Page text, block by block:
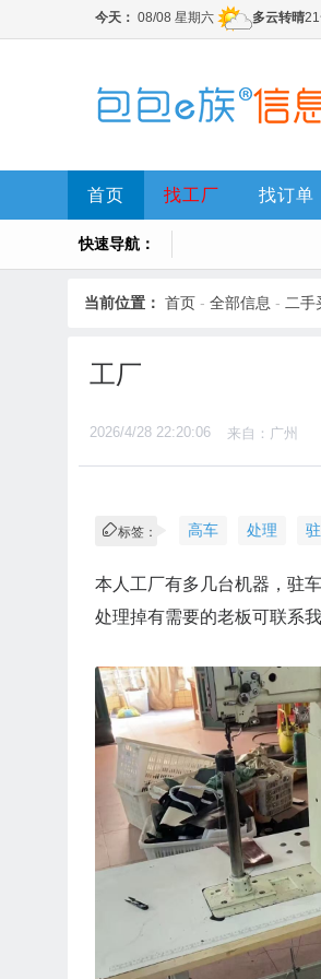
首页 找工厂 找订单
快速导航：
当前位置： 首页 - 全部信息 - 二手
工厂
2026/4/28 22:20:06 来自：广州
标签： 高车 处理
本人工厂有多几台机器，驻
处理掉有需要的老板可联系